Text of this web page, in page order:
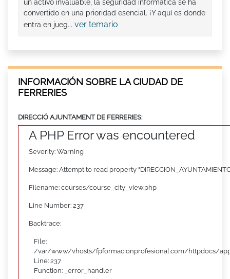
un activo invaluable, la seguridad informática se ha
convertido en una prioridad esencial. ¡Y aquí es donde
entra en jueg... ver temario
INFORMACIÓN SOBRE LA CIUDAD DE
FERRERIES
DIRECCIÓ AJUNTAMENT DE FERRERIES:
A PHP Error was encountered
Severity: Warning
Message: Attempt to read property
Filename: courses/course_city_view.php
Line Number: 237
Backtrace:
File:
/var/www/vhosts/fpformacionprofesional.com/httpdocs/
Line: 237
Function: _error_handler